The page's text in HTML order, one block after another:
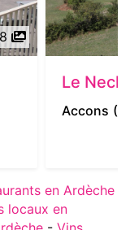
Le
Accons
en Ardèche
locaux en